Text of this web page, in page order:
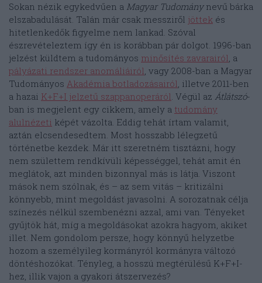
Sokan nézik egykedvűen a Magyar Tudománynevű bárka
elszabadulását. Talán már csak messziről jöttek és
hitetlenkedők figyelme nem lankad. Szóval
észrevételeztem így én is korábban pár dolgot. 1996-ban
jelzést küldtem a tudományos minősítés zavarairól, a
pályázati rendszer anomáliáiról, vagy 2008-ban a Magyar
Tudományos Akadémia botladozásairól, illetve 2011-ben
a hazai K+F+I jelzetű szappanoperáról. Végül az Átlátszó-
ban is megjelent egy cikkem, amely a tudomány
alulnézeti képét vázolta. Eddig tehát írtam valamit,
aztán elcsendesedtem. Most hosszabb lélegzetű
történetbe kezdek. Már itt szeretném tisztázni, hogy
nem születtem rendkívüli képességgel, tehát amit én
meglátok, azt minden bizonnyal más is látja. Viszont
mások nem szólnak, és – az sem vitás – kritizálni
könnyebb, mint megoldást javasolni. A sorozatnak célja
színezés nélkül szembenézni azzal, ami van. Tényeket
gyűjtök hát, míg a megoldásokat azokra hagyom, akiket
illet. Nem gondolom persze, hogy könnyű helyzetbe
hozom a személyileg kormányról kormányra változó
döntéshozókat. Tényleg, a hosszú megtérülésű K+F+I-
hez, illik vajon a gyakori átszervezés?